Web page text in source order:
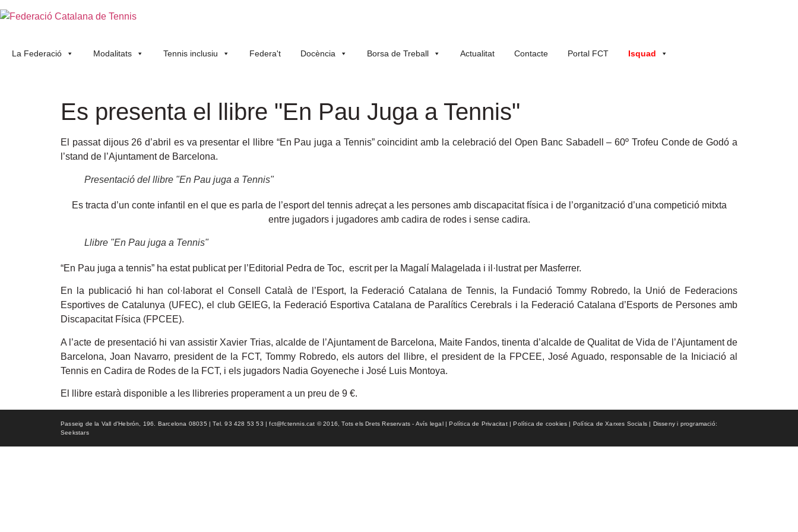
La Federació Modalitats Tennis inclusiu Federa't Docència Borsa de Treball Actualitat Contacte Portal FCT Isquad
Es presenta el llibre "En Pau Juga a Tennis"
El passat dijous 26 d’abril es va presentar el llibre “En Pau juga a Tennis” coincidint amb la celebració del Open Banc Sabadell – 60º Trofeu Conde de Godó a
l’stand de l’Ajuntament de Barcelona.
Presentació del llibre "En Pau juga a Tennis"
Es tracta d’un conte infantil en el que es parla de l’esport del tennis adreçat a les persones amb discapacitat física i de l’organització d’una competició mitxta
entre jugadors i jugadores amb cadira de rodes i sense cadira.
Llibre "En Pau juga a Tennis"
“En Pau juga a tennis” ha estat publicat per l’Editorial Pedra de Toc, escrit per la Magalí Malagelada i il·lustrat per Masferrer.
En la publicació hi han col·laborat el Consell Català de l’Esport, la Federació Catalana de Tennis, la Fundació Tommy Robredo, la Unió de Federacions
Esportives de Catalunya (UFEC), el club GEIEG, la Federació Esportiva Catalana de Paralítics Cerebrals i la Federació Catalana d’Esports de Persones amb
Discapacitat Física (FPCEE).
A l’acte de presentació hi van assistir Xavier Trias, alcalde de l’Ajuntament de Barcelona, Maite Fandos, tinenta d’alcalde de Qualitat de Vida de l’Ajuntament de
Barcelona, Joan Navarro, president de la FCT, Tommy Robredo, els autors del llibre, el president de la FPCEE, José Aguado, responsable de la Iniciació al
Tennis en Cadira de Rodes de la FCT, i els jugadors Nadia Goyeneche i José Luis Montoya.
El llibre estarà disponible a les llibreries properament a un preu de 9 €.
Passeig de la Vall d'Hebrón, 196. Barcelona 08035 | Tel. 93 428 53 53 | fct@fctennis.cat © 2016, Tots els Drets Reservats - Avís legal | Política de Privacitat | Política de cookies | Política de Xarxes Socials | Disseny i programació:
Seekstars